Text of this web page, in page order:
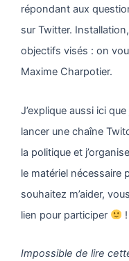
répondant aux
sur Twitter.
objectifs visés : on
Maxime Charpotier.
J’explique aussi ici
lancer une chaîne
la politique et
le matériel nécessaire
souhaitez m’aider,
lien pour participer
!
Impossible de lire